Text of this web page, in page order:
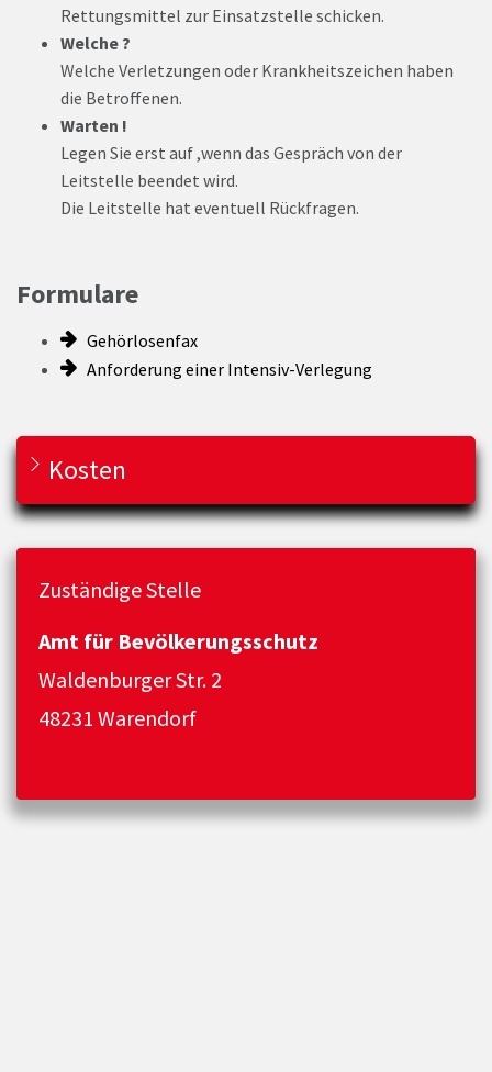
Rettungsmittel zur Einsatzstelle schicken.
Welche ?
Welche Verletzungen oder Krankheitszeichen haben
die Betroffenen.
Warten !
Legen Sie erst auf ,wenn das Gespräch von der
Leitstelle beendet wird.
Die Leitstelle hat eventuell Rückfragen.
Formulare
Gehörlosenfax
Anforderung einer Intensiv-Verlegung
Kosten
Zuständige Stelle
Amt für Bevölkerungsschutz
Waldenburger Str. 2
48231 Warendorf